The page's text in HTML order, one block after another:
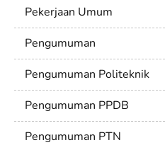
Pekerjaan Umum
Pengumuman
Pengumuman Politeknik
Pengumuman PPDB
Pengumuman PTN